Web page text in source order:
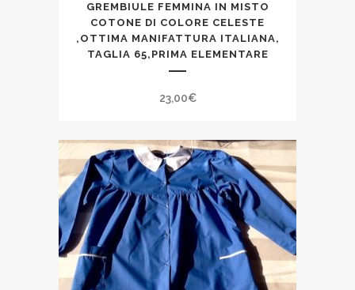
GREMBIULE FEMMINA IN MISTO
COTONE DI COLORE CELESTE
,OTTIMA MANIFATTURA ITALIANA,
TAGLIA 65,PRIMA ELEMENTARE
23,00€